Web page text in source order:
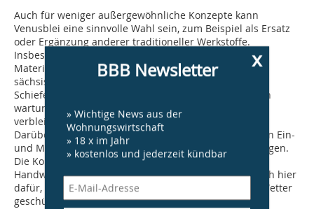
Auch für weniger außergewöhnliche Konzepte kann
Venusblei eine sinnvolle Wahl sein, zum Beispiel als Ersatz
oder Ergänzung anderer traditioneller Werkstoffe.
Insbesondere harmoniert das Produkt mit dunklen
Materialien wie Schiefer. So wurden in der Kirche des
sächsischen Zwota größere Flächen des bisherigen
Schieferdachs durch Venusblei ersetzt. Ziel war es, ein
wartungsfreies Dach zu erhalten, das mit den
verbleibenden Schieferelementen im Einklang steht.
Darüber hinaus sorgt die Walzblei-Innovation an vielen Ein-
und Mehrfamilienhäusern für hochwertige Abdichtungen.
Die Kombination aus langjährig verfeinerter
Handwerkskunst und modernstem Hightech sorgt auch hier
dafür, dass Gebäude über Jahrzehnte vor Wind und Wetter
geschützt sind und dabei gut aussehen.
x
BBB Newsletter
» Wichtige News aus der
Wohnungswirtschaft
» 18 x im Jahr
» kostenlos und jederzeit kündbar